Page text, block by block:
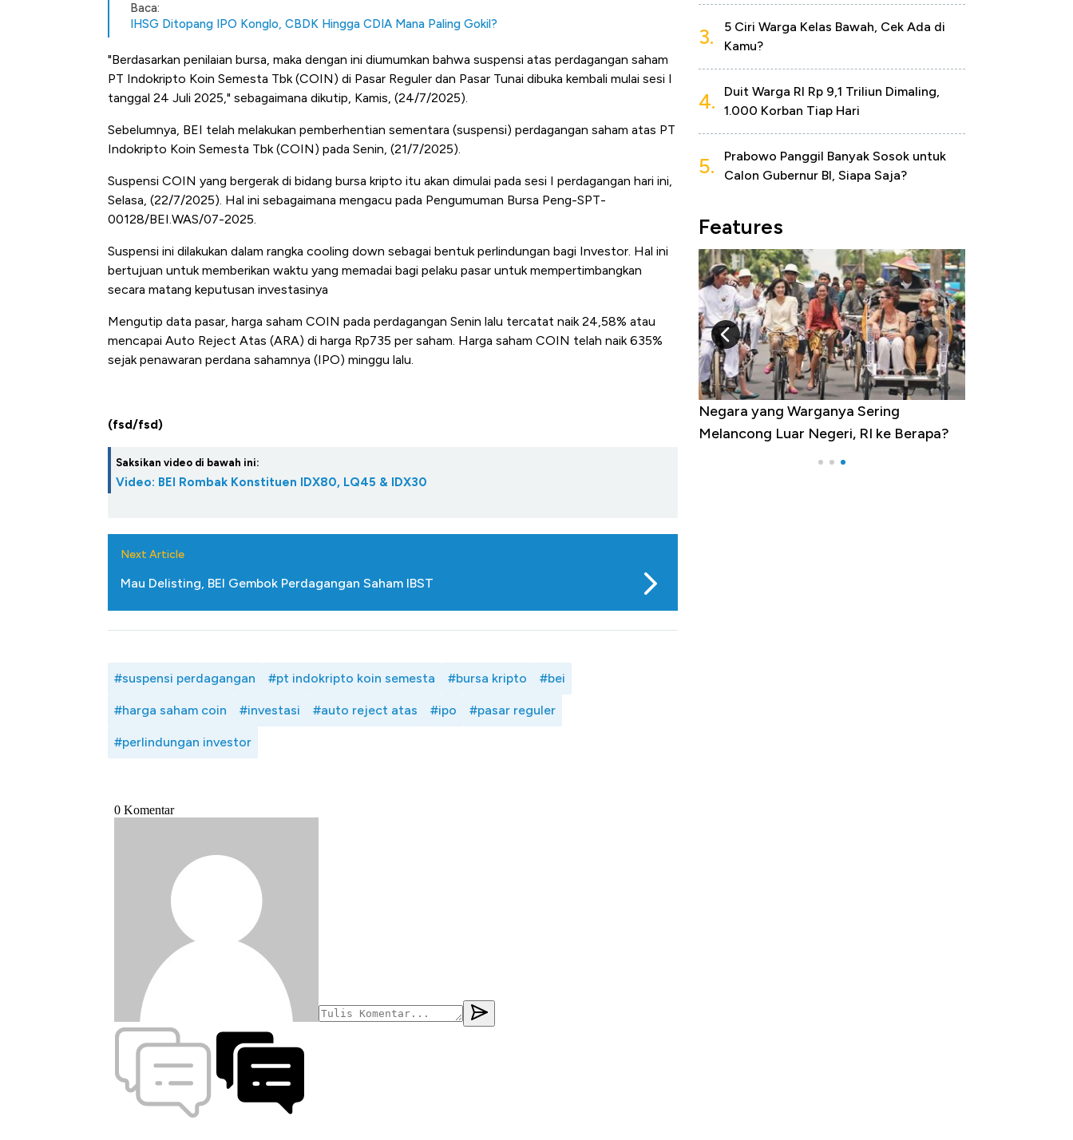
Baca:
IHSG Ditopang IPO Konglo, CBDK Hingga CDIA Mana Paling Gokil?
"Berdasarkan penilaian bursa, maka dengan ini diumumkan bahwa suspensi atas perdagangan saham
PT Indokripto Koin Semesta Tbk (COIN) di Pasar Reguler dan Pasar Tunai dibuka kembali mulai sesi I
tanggal 24 Juli 2025," sebagaimana dikutip, Kamis, (24/7/2025).
Sebelumnya, BEI telah melakukan pemberhentian sementara (suspensi) perdagangan saham atas PT
Indokripto Koin Semesta Tbk (COIN) pada Senin, (21/7/2025).
Suspensi COIN yang bergerak di bidang bursa kripto itu akan dimulai pada sesi I perdagangan hari ini,
Selasa, (22/7/2025). Hal ini sebagaimana mengacu pada Pengumuman Bursa Peng-SPT-
00128/BEI.WAS/07-2025.
Suspensi ini dilakukan dalam rangka cooling down sebagai bentuk perlindungan bagi Investor. Hal ini
bertujuan untuk memberikan waktu yang memadai bagi pelaku pasar untuk mempertimbangkan
secara matang keputusan investasinya
Mengutip data pasar, harga saham COIN pada perdagangan Senin lalu tercatat naik 24,58% atau
mencapai Auto Reject Atas (ARA) di harga Rp735 per saham. Harga saham COIN telah naik 635%
sejak penawaran perdana sahamnya (IPO) minggu lalu.
(fsd/fsd)
Saksikan video di bawah ini:
Video: BEI Rombak Konstituen IDX80, LQ45 & IDX30
Next Article
Mau Delisting, BEI Gembok Perdagangan Saham IBST
#suspensi perdagangan #pt indokripto koin semesta #bursa kripto #bei
#harga saham coin #investasi #auto reject atas #ipo #pasar reguler
#perlindungan investor
3.
5 Ciri Warga Kelas Bawah, Cek Ada di
Kamu?
4.
Duit Warga RI Rp 9,1 Triliun Dimaling,
1.000 Korban Tiap Hari
5.
Prabowo Panggil Banyak Sosok untuk
Calon Gubernur BI, Siapa Saja?
Features
Negara yang Warganya Sering
Melancong Luar Negeri, RI ke Berapa?